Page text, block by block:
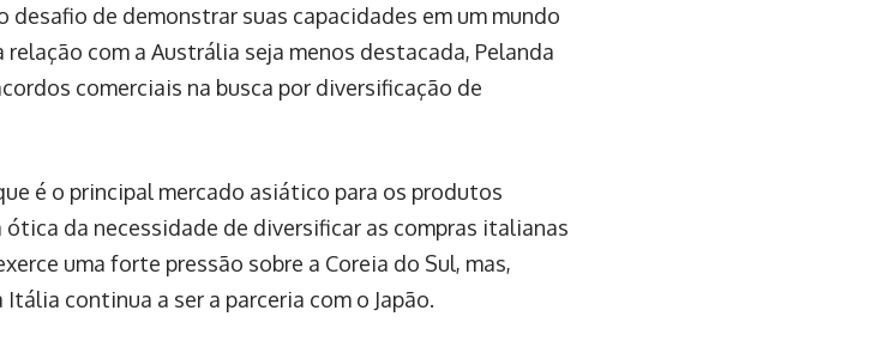
desafio de demonstrar suas capacidades em um mundo
com a Austrália seja menos destacada, Pelanda
comerciais na busca por diversificação de
é o principal mercado asiático para os produtos
da necessidade de diversificar as compras italianas
uma forte pressão sobre a Coreia do Sul, mas,
continua a ser a parceria com o Japão.